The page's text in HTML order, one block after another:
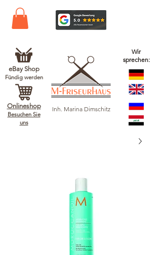
eBay Shop
Fündig werden
Onlineshop
Besuchen Sie
uns
Inh. Marina Dimschitz
Wir
sprechen: